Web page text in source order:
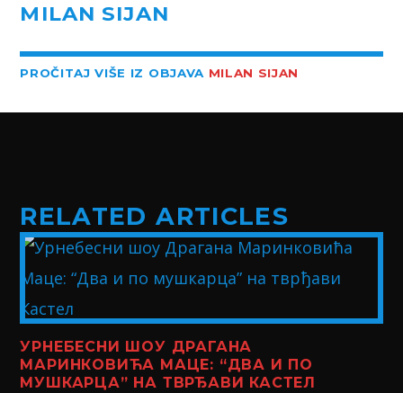
MILAN SIJAN
PROČITAJ VIŠE IZ OBJAVA MILAN SIJAN
RELATED ARTICLES
УРНЕБЕСНИ ШОУ ДРАГАНА
МАРИНКОВИЋА МАЦЕ: “ДВА И ПО
МУШКАРЦА” НА ТВРЂАВИ КАСТЕЛ